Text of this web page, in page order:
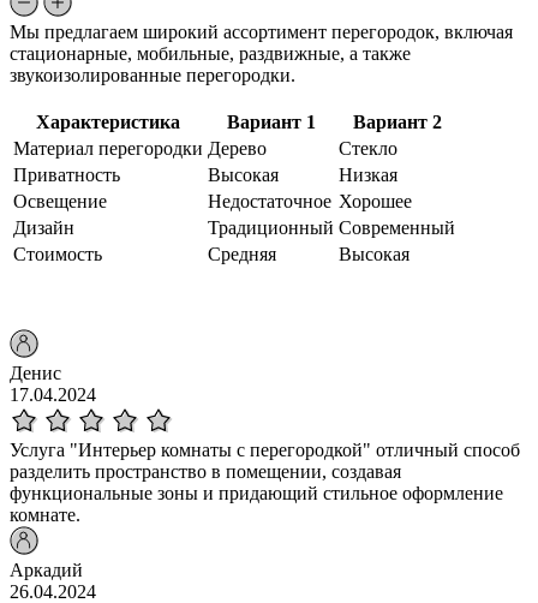
Мы предлагаем широкий ассортимент перегородок, включая
стационарные, мобильные, раздвижные, а также
звукоизолированные перегородки.
Характеристика Вариант 1
Вариант 2
Материал перегородки Дерево
Стекло
Приватность
Высокая
Низкая
Освещение
Недостаточное Хорошее
Дизайн
Традиционный Современный
Стоимость
Средняя Высокая
Денис
17.04.2024
Услуга "Интерьер комнаты с перегородкой" отличный способ
разделить пространство в помещении, создавая
функциональные зоны и придающий стильное оформление
комнате.
Аркадий
26.04.2024